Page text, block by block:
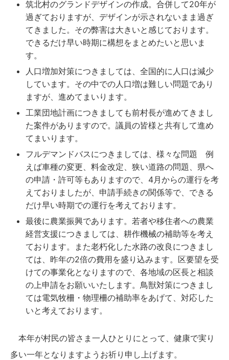
筑北村のグランドデザインの作成。合併して20年が
過ぎておりますが、デザインが示されないまま過ぎ
てきました。その弊害は大きいと感じております。
できるだけ早い時期に構想をまとめたいと思いま
す。
人口増加対策につきましては、全国的に人口は減少
しています。その中での人口増は難しい問題であり
ますが、進めてまいります。
工業団地計画につきましても前村長が進めてきまし
た案件がありますので。議員の皆様と共有して進め
てまいります。
フルデマンドバスにつきましては、様々な問題 例
えば車種の変更、料金改定、狭い道路の問題、県へ
の申請・許可等もありますので、4月からの運行を考
えておりましたが、申請手続きの関係等で、できる
だけ早い時期での運行を考えております。
最後に農業振興であります。若者や移住者への農業
経営支援につきましては、耕作機械の補助等を考え
ております。また老朽化した水路の改良につきまし
ては、昨年の2倍の費用を盛り込みます。区要望を受
けての事業化となりますので、各地域の区長と相談
の上申請をお願いいたします。鳥獣対策につきまし
ては電気牧柵・物理柵の補助率をあげて、対応した
いと考えております。
本年が村民の皆さま一人ひとりにとって、健康で実り
多い一年となりますようお祈り申し上げます。